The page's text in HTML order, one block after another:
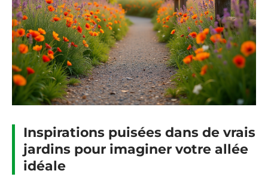
Inspirations puisées dans de vrais
jardins pour imaginer votre allée
idéale